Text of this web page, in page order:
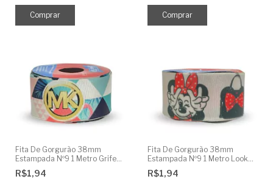
Fita De Gorgurão 38mm
Estampada Nº9 1 Metro Grife
MK
R$1,94
Fita De Gorgurão 38mm
Estampada Nº9 1 Metro Look
Minnie
R$1,94